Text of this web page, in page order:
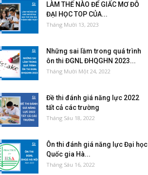
LÀM THẾ NÀO ĐỂ GIẤC MƠ ĐỖ
ĐẠI HỌC TOP CỦA...
Tháng Mười 13, 2023
Những sai lầm trong quá trình
ôn thi ĐGNL ĐHQGHN 2023...
Tháng Mười Một 24, 2022
Đề thi đánh giá năng lực 2022
tất cả các trường
Tháng Sáu 18, 2022
Ôn thi đánh giá năng lực Đại học
Quốc gia Hà...
Tháng Sáu 16, 2022